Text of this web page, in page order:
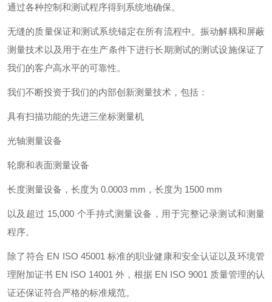
通过各种控制和测试程序得到系统地确保。
无缝的质量保证和测试系统锚定在所有流程中。振动解耦和屏蔽
测量技术以及用于在生产条件下进行长期测试的测试设施保证了
我们的客户高水平的可靠性。
我们不断投资于我们的内部创新测量技术，包括：
具有扫描功能的先进三坐标测量机
光轴测量设备
轮廓和表面测量设备
长度测量设备，长度为 0.0003 mm，长度为 1500 mm
以及超过 15,000 个手持式测量设备，用于完整记录测试和测量
程序。
除了符合 EN ISO 45001 标准的职业健康和安全认证以及环境管
理附加证书 EN ISO 14001 外，根据 EN ISO 9001 质量管理的认
证还保证符合严格的标准规范。